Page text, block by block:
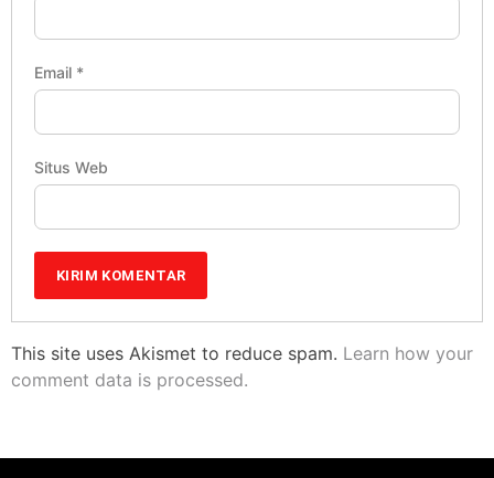
Email *
Situs Web
This site uses Akismet to reduce spam. Learn how your
comment data is processed.